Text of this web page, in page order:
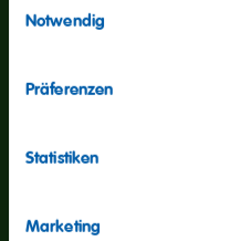
Notwendig
Präferenzen
Statistiken
Marketing
Durchschnittliche Nährwerte
Energie
davon gesättigte Fettsäuren
davon Zucker